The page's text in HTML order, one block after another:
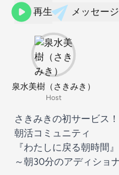
再生 メッセー
泉水美樹（さきみき）
Host
さきみきの初サービス！
朝活コミュニティ
『わたしに戻る朝時間』
～朝30分のアディショ